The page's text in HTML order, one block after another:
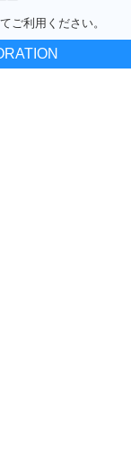
ご利用ください。